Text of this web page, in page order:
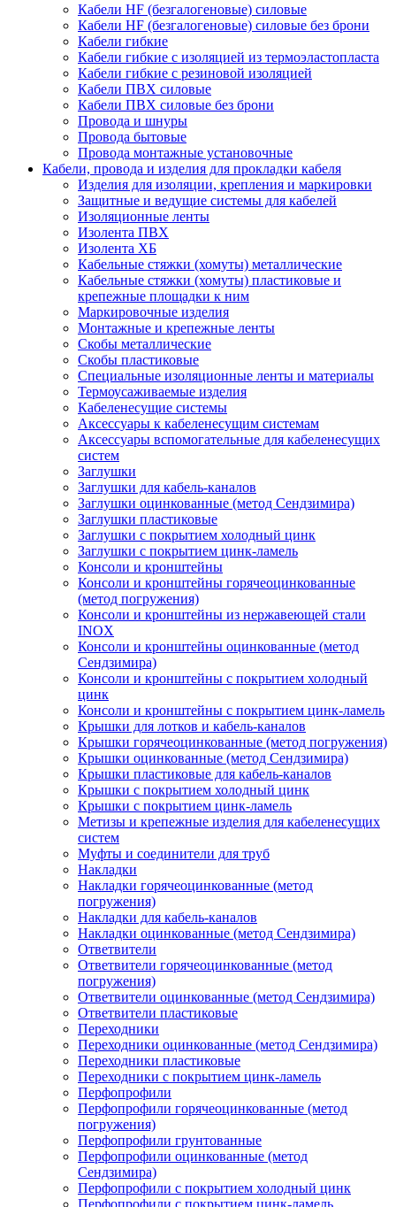
Кабели HF (безгалогеновые) силовые
Кабели HF (безгалогеновые) силовые без брони
Кабели гибкие
Кабели гибкие с изоляцией из термоэластопласта
Кабели гибкие с резиновой изоляцией
Кабели ПВХ силовые
Кабели ПВХ силовые без брони
Провода и шнуры
Провода бытовые
Провода монтажные установочные
Кабели, провода и изделия для прокладки кабеля
Изделия для изоляции, крепления и маркировки
Защитные и ведущие системы для кабелей
Изоляционные ленты
Изолента ПВХ
Изолента ХБ
Кабельные стяжки (хомуты) металлические
Кабельные стяжки (хомуты) пластиковые и
крепежные площадки к ним
Маркировочные изделия
Монтажные и крепежные ленты
Скобы металлические
Скобы пластиковые
Специальные изоляционные ленты и материалы
Термоусаживаемые изделия
Кабеленесущие системы
Аксессуары к кабеленесущим системам
Аксессуары вспомогательные для кабеленесущих
систем
Заглушки
Заглушки для кабель-каналов
Заглушки оцинкованные (метод Сендзимира)
Заглушки пластиковые
Заглушки с покрытием холодный цинк
Заглушки с покрытием цинк-ламель
Консоли и кронштейны
Консоли и кронштейны горячеоцинкованные
(метод погружения)
Консоли и кронштейны из нержавеющей стали
INOX
Консоли и кронштейны оцинкованные (метод
Сендзимира)
Консоли и кронштейны с покрытием холодный
цинк
Консоли и кронштейны с покрытием цинк-ламель
Крышки для лотков и кабель-каналов
Крышки горячеоцинкованные (метод погружения)
Крышки оцинкованные (метод Сендзимира)
Крышки пластиковые для кабель-каналов
Крышки с покрытием холодный цинк
Крышки с покрытием цинк-ламель
Метизы и крепежные изделия для кабеленесущих
систем
Муфты и соединители для труб
Накладки
Накладки горячеоцинкованные (метод
погружения)
Накладки для кабель-каналов
Накладки оцинкованные (метод Сендзимира)
Ответвители
Ответвители горячеоцинкованные (метод
погружения)
Ответвители оцинкованные (метод Сендзимира)
Ответвители пластиковые
Переходники
Переходники оцинкованные (метод Сендзимира)
Переходники пластиковые
Переходники с покрытием цинк-ламель
Перфопрофили
Перфопрофили горячеоцинкованные (метод
погружения)
Перфопрофили грунтованные
Перфопрофили оцинкованные (метод
Сендзимира)
Перфопрофили с покрытием холодный цинк
Перфопрофили с покрытием цинк-ламель